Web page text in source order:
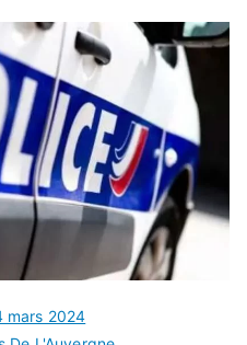
mars 2024